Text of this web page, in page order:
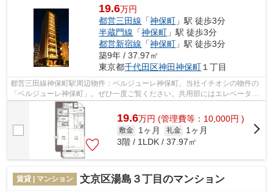
19.6万円
都営三田線 「神保町 」駅 徒歩3分
半蔵門線 「神保町 」駅 徒歩3分
都営新宿線 「神保町 」駅 徒歩3分
築9年 / 37.97㎡
東京都千代田区神田神保町 １丁目
都営三田線神保町駅周辺物件：ベルジューレ神保町。当社イチオシの物件の
「ベルジューレ神保町」。ぜひ一度ご覧ください。共用部にはエレベータ・
敷地内ごみ置き場などが揃っておりま...
19.6万円 (管理費等：10,000円 )
敷金 1ヶ月 礼金
1ヶ月
3階 / 1LDK / 37.97㎡
賃貸 | マンション 文京区湯島３丁目のマンション